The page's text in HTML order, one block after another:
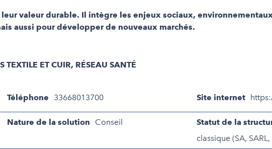
valeur durable. Il intègre les enjeux sociaux,
aussi pour développer de nouveaux marchés.
ET CUIR, RÉSEAU SANTÉ
Téléphone 33668013700 Site internet
Nature de la solution Conseil Statut de la
classique (SA, SARL,